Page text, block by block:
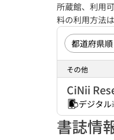
所蔵館、利用
料の利用方法
その他
CiNii
デジタル
書誌情